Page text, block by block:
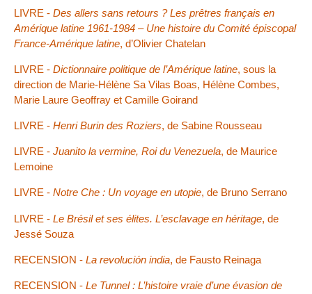
LIVRE - Des allers sans retours ? Les prêtres français en
Amérique latine 1961-1984 – Une histoire du Comité épiscopal
France-Amérique latine, d’Olivier Chatelan
LIVRE - Dictionnaire politique de l’Amérique latine, sous la
direction de Marie-Hélène Sa Vilas Boas, Hélène Combes,
Marie Laure Geoffray et Camille Goirand
LIVRE - Henri Burin des Roziers, de Sabine Rousseau
LIVRE - Juanito la vermine, Roi du Venezuela, de Maurice
Lemoine
LIVRE - Notre Che : Un voyage en utopie, de Bruno Serrano
LIVRE - Le Brésil et ses élites. L’esclavage en héritage, de
Jessé Souza
RECENSION - La revolución india, de Fausto Reinaga
RECENSION - Le Tunnel : L’histoire vraie d’une évasion de